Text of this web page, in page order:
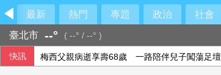
最新 熱門 專題 政治 社會
臺北市 --° ( --° / --° )
快訊 梅西父親病逝享壽68歲 一路陪伴兒子闖蕩足壇